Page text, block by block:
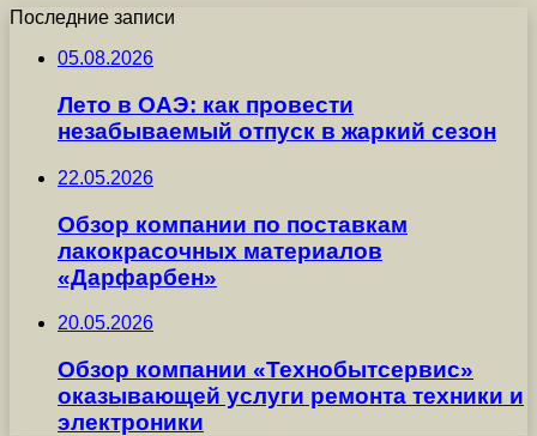
Последние записи
05.08.2026
Лето в ОАЭ: как провести
незабываемый отпуск в жаркий сезон
22.05.2026
Обзор компании по поставкам
лакокрасочных материалов
«Дарфарбен»
20.05.2026
Обзор компании «Технобытсервис»
оказывающей услуги ремонта техники и
электроники